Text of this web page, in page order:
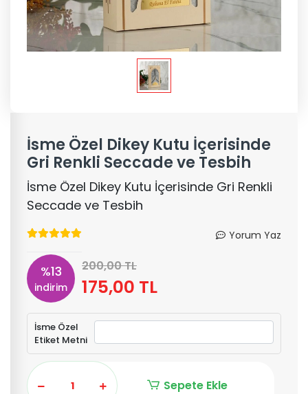
İsme Özel Dikey Kutu İçerisinde
Gri Renkli Seccade ve Tesbih
İsme Özel Dikey Kutu İçerisinde Gri Renkli
Seccade ve Tesbih
Yorum Yaz
%13
indirim
200,00 TL
175,00 TL
İsme Özel
Etiket Metni
Sepete Ekle